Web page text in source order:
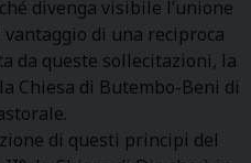
divenga visibile l’unione
di una reciproca
da queste sollecitazioni, la
Chiesa di Butembo-Beni di
di questi principi del